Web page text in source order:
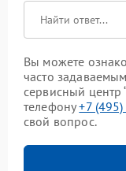
Вы можете
часто
сервисный центр
телефону+7
свой вопрос.